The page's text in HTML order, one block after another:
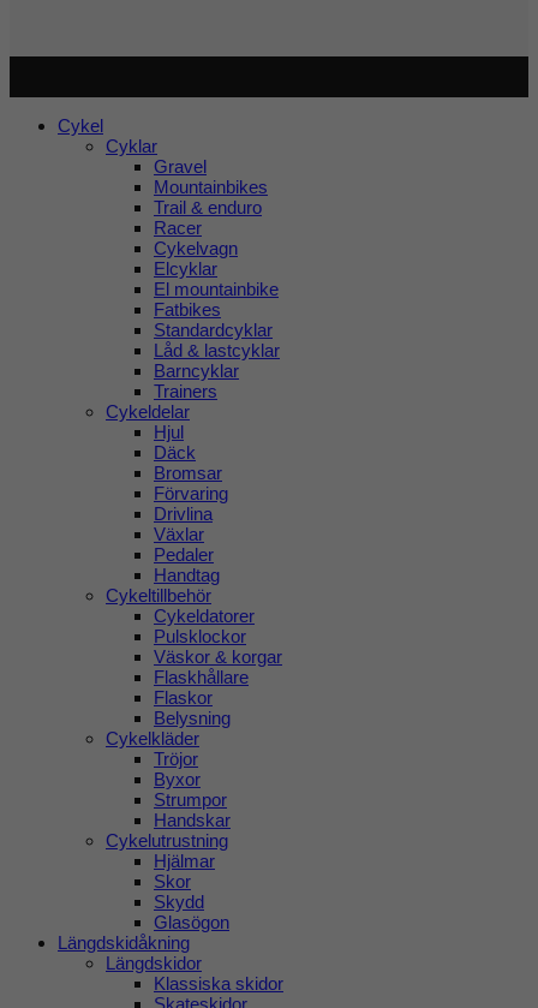
Cykel
Cyklar
Gravel
Mountainbikes
Trail & enduro
Racer
Cykelvagn
Elcyklar
El mountainbike
Fatbikes
Standardcyklar
Låd & lastcyklar
Barncyklar
Trainers
Cykeldelar
Hjul
Däck
Bromsar
Förvaring
Drivlina
Växlar
Pedaler
Handtag
Cykeltillbehör
Cykeldatorer
Pulsklockor
Väskor & korgar
Flaskhållare
Flaskor
Belysning
Cykelkläder
Tröjor
Byxor
Strumpor
Handskar
Cykelutrustning
Hjälmar
Skor
Skydd
Glasögon
Längdskidåkning
Längdskidor
Klassiska skidor